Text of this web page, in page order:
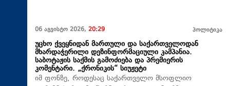
06 აგვისტო 2026, 20:29 პოლიტიკა
უცხო ქვეყნიდან მართული და საქართველოდან
მხარდაჭერილი დეზინფორმაციული კამპანია.
საბოტაჟის საქმის გამოძიება და პრემიერის
კომენტარი. „ქრონიკის“ სიუჟეტი
იმ ფონზე, როდესაც საქართველო მსოფლიო